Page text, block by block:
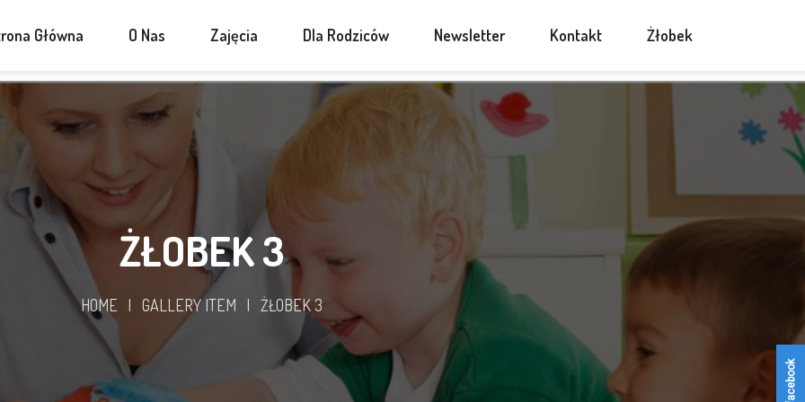
Główna O Nas Zajęcia Dla Rodziców Newsletter Kontakt Żłobek
ŻŁOBEK 3
HOME | GALLERY ITEM | ŻŁOBEK 3
facebook